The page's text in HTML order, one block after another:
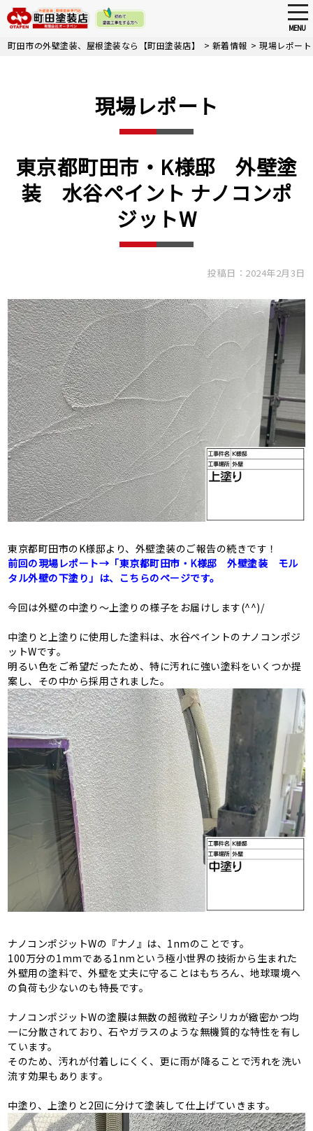
Skip
MENU
町田市の外壁塗装、屋根塗装なら【町田塗装店】 > 新着情報 >現場レポート
現場レポート
東京都町田市・K様邸 外壁塗
装 水谷ペイント ナノコンポ
ジットW
投稿日：2024年2月3日
東京都町田市のK様邸より、外壁塗装のご報告の続きです！
前回の現場レポート→「東京都町田市・K様邸 外壁塗装 モル
タル外壁の下塗り」は、こちらのページです。
今回は外壁の中塗り～上塗りの様子をお届けします(^^)/
中塗りと上塗りに使用した塗料は、水谷ペイントのナノコンポジ
ットWです。
明るい色をご希望だったため、特に汚れに強い塗料をいくつか提
案し、その中から採用されました。
ナノコンポジットWの『ナノ』は、1nmのことです。
100万分の1mmである1nmという極小世界の技術から生まれた
外壁用の塗料で、外壁を丈夫に守ることはもちろん、地球環境へ
の負荷も少ないのも特長です。
ナノコンポジットWの塗膜は無数の超微粒子シリカが緻密かつ均
一に分散されており、石やガラスのような無機質的な特性を有し
ています。
そのため、汚れが付着しにくく、更に雨が降ることで汚れを洗い
流す効果もあります。
中塗り、上塗りと2回に分けて塗装して仕上げていきます。